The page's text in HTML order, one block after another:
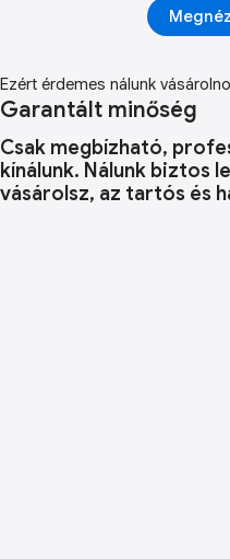
Ezért érdemes nálunk
Garantált minőség
Csak megbízható,
kínálunk. Nálunk biztos
vásárolsz, az tartós és